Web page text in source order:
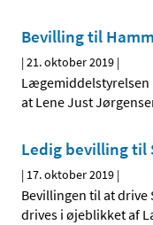
Bevilling til
|21. oktober 2019 |
Lægemiddelstyrelsen
at Lene Just
Ledig bevilling til
| 17. oktober 2019 |
Bevillingen til at drive
drives i øjeblikket af